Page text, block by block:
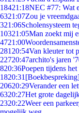
18421:18NEC #77: Wat
6321:07Zou je
321:06Scholensysteem
10321:05Man zoekt mij
4721:00
281 20:54Van kleuter tot
22720:47archito's jaren
820:36Poepen tijdens het
1820:31
20620:29Verander een
6320:27Het grote
2320:22Weer een